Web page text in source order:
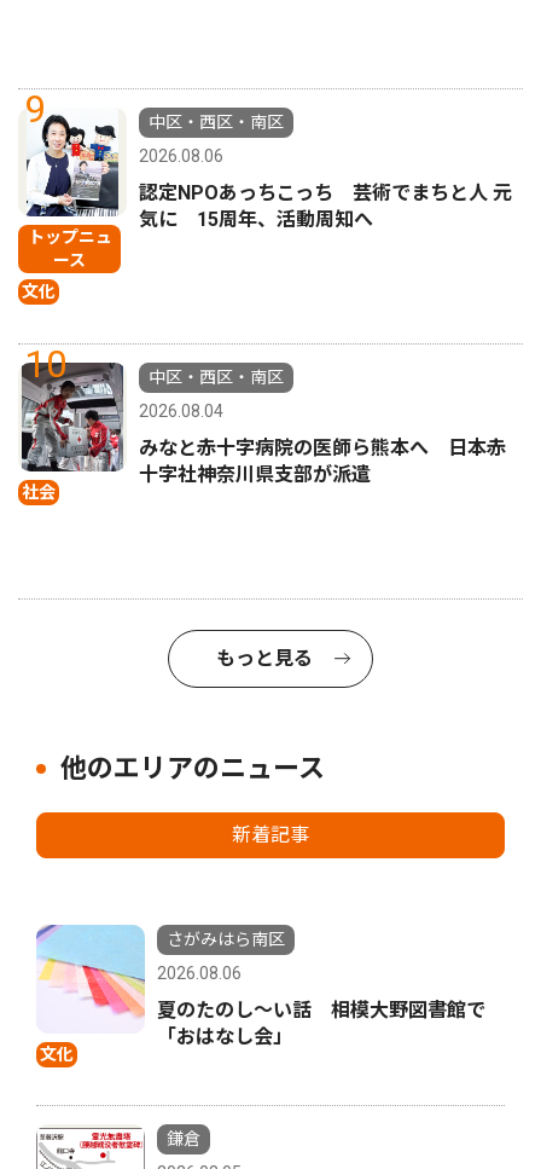
9
トップニュ
ース
文化
中区・西区・南区
2026.08.06
認定NPOあっちこっち 芸術でまちと人 元
気に 15周年、活動周知へ
10
社会
中区・西区・南区
2026.08.04
みなと赤十字病院の医師ら熊本へ 日本赤
十字社神奈川県支部が派遣
もっと見る
他のエリアのニュース
新着記事
文化
さがみはら南区
2026.08.06
夏のたのし〜い話 相模大野図書館で
「おはなし会」
鎌倉